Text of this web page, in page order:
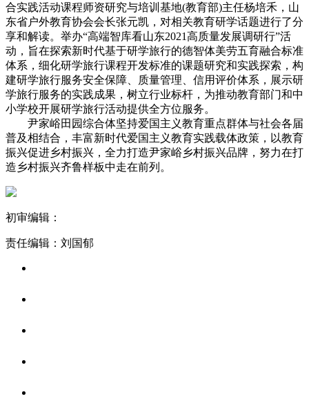
合实践活动课程师资研究与培训基地(教育部)主任杨培禾，山
东省户外教育协会会长张元凯，对相关教育研学话题进行了分
享和解读。举办“高端智库看山东2021高质量发展调研行”活
动，旨在探索新时代基于研学旅行的德智体美劳五育融合标准
体系，细化研学旅行课程开发标准的课题研究和实践探索，构
建研学旅行服务安全保障、质量管理、信用评价体系，展示研
学旅行服务的实践成果，树立行业标杆，为推动教育部门和中
小学校开展研学旅行活动提供全方位服务。
尹家峪田园综合体坚持爱国主义教育重点群体与社会各届
普及相结合，丰富新时代爱国主义教育实践载体政策，以教育
振兴促进乡村振兴，全力打造尹家峪乡村振兴品牌，努力在打
造乡村振兴齐鲁样板中走在前列。
初审编辑：
责任编辑：刘国郁